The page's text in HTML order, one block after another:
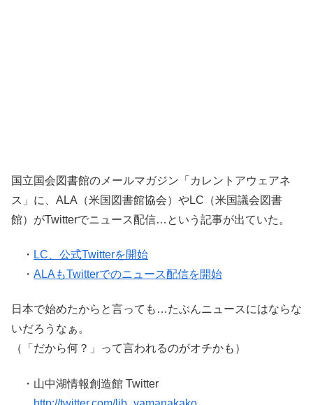
国立国会図書館のメールマガジン「カレントアウェアネ
ス」に、ALA（米国図書館協会）やLC（米国議会図書
館）がTwitterでニュース配信…という記事が出ていた。
・ LC、公式Twitterを開始
・ ALAもTwitterでのニュース配信を開始
日本で始めたからと言っても…たぶんニュースにはならな
いだろうなぁ。
（「だから何？」って言われるのがオチかも）
・山中湖情報創造館 Twitter